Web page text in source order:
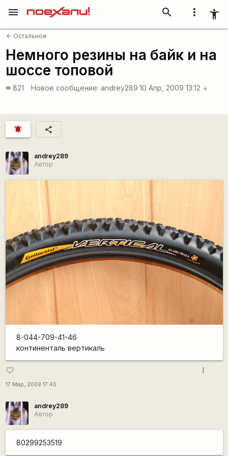
more_vert accessibility_new
search
menu
arrow_back Остальное
Немного резины на байк и на
шоссе топовой
visibility 821 Новое сообщение: andrey289 10 Апр, 2009 13:12 arrow_downward
notifications_active share
andrey289
Автор
8-044-709-41-46
континенталь вертикаль
favorite_border
17 Мар, 2009 17:40
more_vert
andrey289
Автор
80299253519